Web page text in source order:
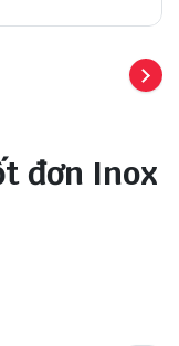
đơn Inox